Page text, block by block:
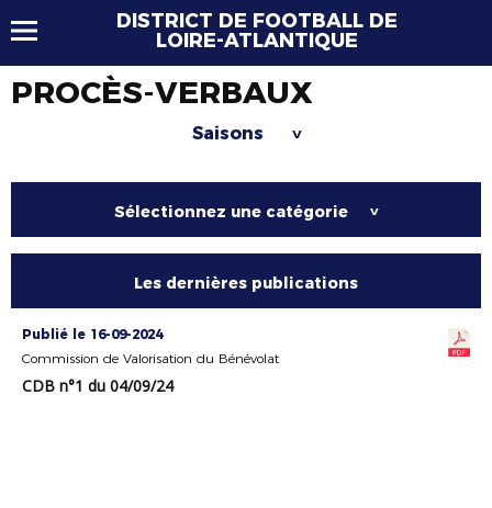
DISTRICT DE FOOTBALL DE
LOIRE-ATLANTIQUE
PROCÈS-VERBAUX
Saisons >
Sélectionnez une catégorie >
Les dernières publications
Publié le 16-09-2024
Commission de Valorisation du Bénévolat
CDB n°1 du 04/09/24